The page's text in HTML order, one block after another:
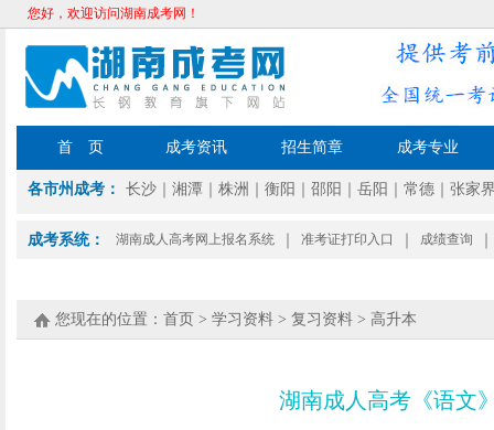
您好，欢迎访问湖南成考网！
首 页 成考资讯 招生简章 成考专业
各市州成考： 长沙 湘潭 株洲 衡阳 邵阳 岳阳 常德 张家
成考系统： 湖南成人高考网上报名系统 准考证打印入口 成绩查询
您现在的位置： 首页 > 学习资料 > 复习资料 > 高升本
湖南成人高考《语文